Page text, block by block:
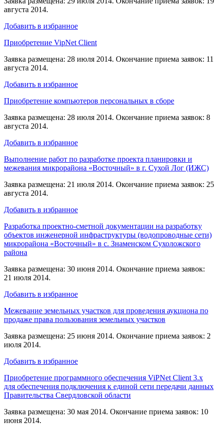
августа 2014.
Добавить в избранное
Приобретение VipNet Client
Заявка размещена: 28 июля 2014. Окончание приема заявок: 11
августа 2014.
Добавить в избранное
Приобретение компьютеров персональных в сборе
Заявка размещена: 28 июля 2014. Окончание приема заявок: 8
августа 2014.
Добавить в избранное
Выполнение работ по разработке проекта планировки и
межевания микрорайона «Восточный» в г. Сухой Лог (ИЖС)
Заявка размещена: 21 июля 2014. Окончание приема заявок: 25
августа 2014.
Добавить в избранное
Разработка проектно-сметной документации на разработку
объектов инженерной инфраструктуры (водопроводные сети)
микрорайона «Восточный» в с. Знаменском Сухоложского
района
Заявка размещена: 30 июня 2014. Окончание приема заявок:
21 июля 2014.
Добавить в избранное
Межевание земельных участков для проведения аукциона по
продаже права пользования земельных участков
Заявка размещена: 25 июня 2014. Окончание приема заявок: 2
июля 2014.
Добавить в избранное
Приобретение программного обеспечения ViPNet Client 3.x
для обеспечения подключения к единой сети передачи данных
Правительства Свердловской области
Заявка размещена: 30 мая 2014. Окончание приема заявок: 10
июня 2014.